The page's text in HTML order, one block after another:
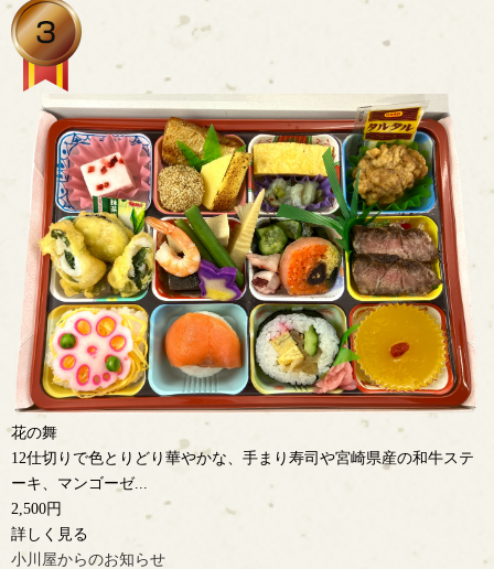
花の舞
12仕切りで色とりどり華やかな、手まり寿司や宮崎県産の和牛ステ
ーキ、マンゴーゼ...
2,500円
詳しく見る
小川屋からのお知らせ